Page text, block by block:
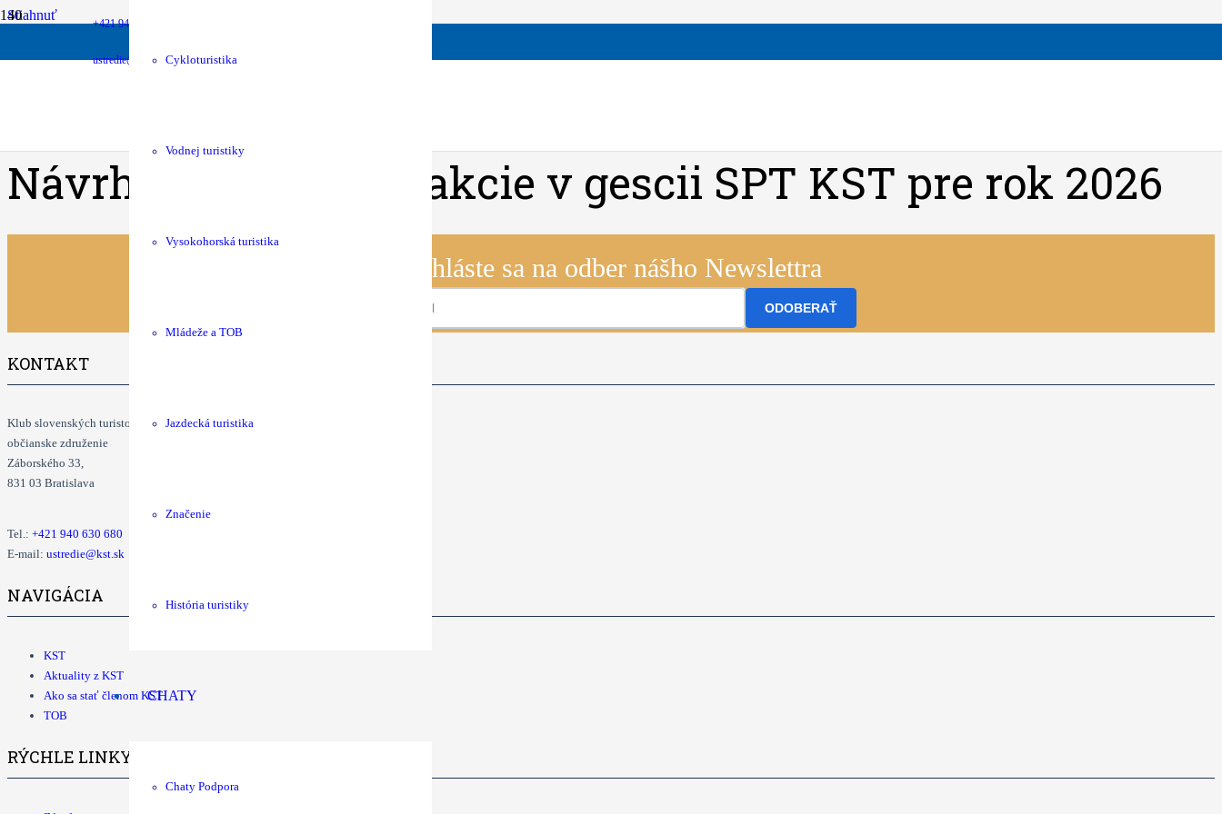
+421 940 630 680
ustredie@kst.sk Cykloturistika
Vodnej turistiky
Vysokohorská turistika
Mládeže a TOB
Jazdecká turistika
Značenie
História turistiky
CHATY
Chaty Podpora
Stiahnuť
Veľkosť súboru
123.72 KB
Návrh výdavkov na akcie v gescii SPT KST pre rok 2026
Prihláste sa na odber nášho Newslettra
ODOBERAŤ
KONTAKT
Klub slovenských turistov
občianske združenie
Záborského 33,
831 03 Bratislava
Tel.: +421 940 630 680
E-mail: ustredie@kst.sk
NAVIGÁCIA
KST
Aktuality z KST
Ako sa stať členom KST
TOB
RÝCHLE LINKY